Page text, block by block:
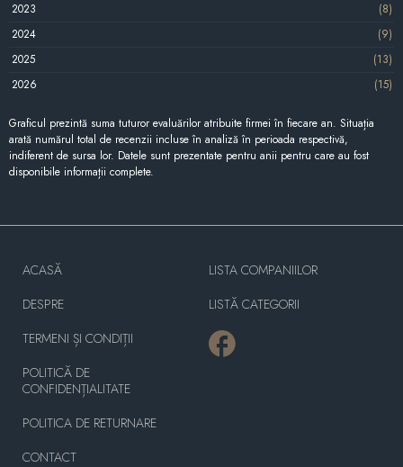
2023
(8)
2024
(9)
2025
(13)
2026
(15)
Graficul prezintă suma tuturor evaluărilor atribuite firmei în fiecare an. Situația
arată numărul total de recenzii incluse în analiză în perioada respectivă,
indiferent de sursa lor. Datele sunt prezentate pentru anii pentru care au fost
disponibile informații complete.
ACASĂ
DESPRE
TERMENI ȘI CONDIȚII
POLITICĂ DE
CONFIDENȚIALITATE
POLITICA DE RETURNARE
CONTACT
LISTA COMPANIILOR
LISTĂ CATEGORII